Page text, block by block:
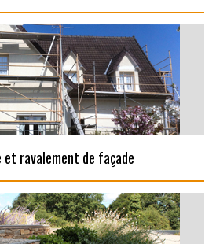
ravalement de façade